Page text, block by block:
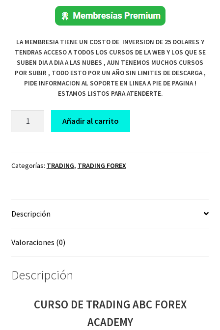
LA MEMBRESIA TIENE UN COSTO DE INVERSION DE 25 DOLARES Y
TENDRAS ACCESO A TODOS LOS CURSOS DE LA WEB Y LOS QUE SE
SUBEN DIA A DIA A LAS NUBES , AUN TENEMOS MUCHOS CURSOS
POR SUBIR , TODO ESTO POR UN AÑO SIN LIMITES DE DESCARGA ,
PIDE INFORMACION AL SOPORTE EN LINEA A PIE DE PAGINA !
ESTAMOS LISTOS PARA ATENDERTE.
FOREX
Añadir al carrito
Categorías: TRADING, TRADING FOREX
Descripción
Valoraciones (0)
Descripción
CURSO DE TRADING ABC FOREX
ACADEMY